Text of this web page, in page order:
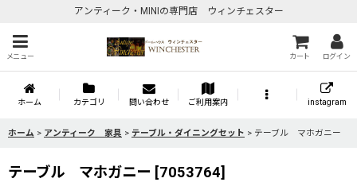
アンティーク・MINIの専門店 ウィンチェスター
メニュー カート ログイン
ホーム カテゴリ 問い合わせ ご利用案内 instagram
ホーム > アンティーク 家具 > テーブル・ダイニングセット > テーブル マホガニー
テーブル マホガニー [7053764]